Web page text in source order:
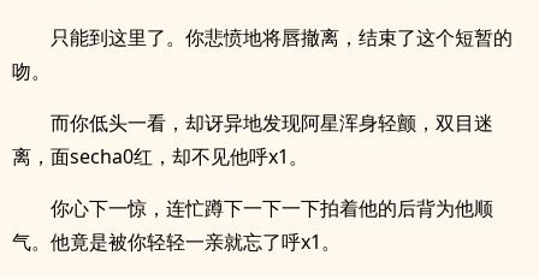
只能到这里了。你悲愤地将唇撤离，结束了这个短暂的
吻。
而你低头一看，却讶异地发现阿星浑身轻颤，双目迷
离，面secha0红，却不见他呼x1。
你心下一惊，连忙蹲下一下一下拍着他的后背为他顺
气。他竟是被你轻轻一亲就忘了呼x1。